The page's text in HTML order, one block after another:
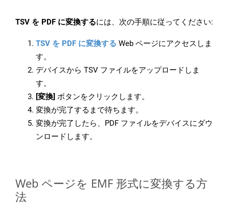
TSV を PDF に変換するには、次の手順に従ってください:
TSV を PDF に変換する Web ページにアクセスしま
す。
デバイスから TSV ファイルをアップロードしま
す。
[変換] ボタンをクリックします。
変換が完了するまで待ちます。
変換が完了したら、PDF ファイルをデバイスにダウ
ンロードします。
Web ページを EMF 形式に変換する方
法